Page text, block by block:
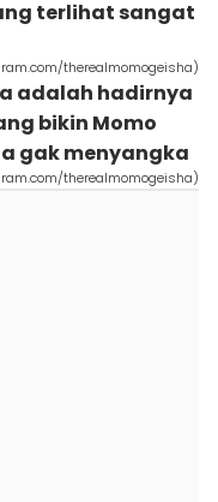
terlihat sangat
therealmomogeisha)
adalah hadirnya
bikin Momo
gak menyangka
therealmomogeisha)